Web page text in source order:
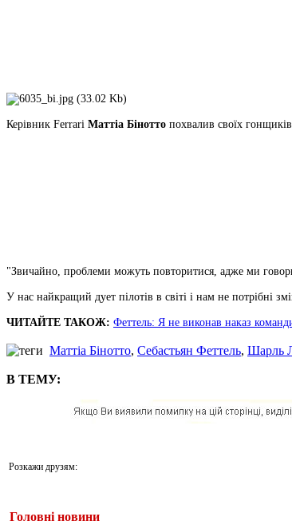
Керівник Ferrari Маттіа Бінотто похвалив своїх гонщиків.
"Звичайно, проблеми можуть повторитися, адже ми
У нас найкращий дует пілотів в світі і нам не потрібні
ЧИТАЙТЕ ТАКОЖ: Феттель: Я не виконав наказ
Маттіа Бінотто, Себастьян Феттель, Шарль
В ТЕМУ:
Розкажи друзям:
Головні новини